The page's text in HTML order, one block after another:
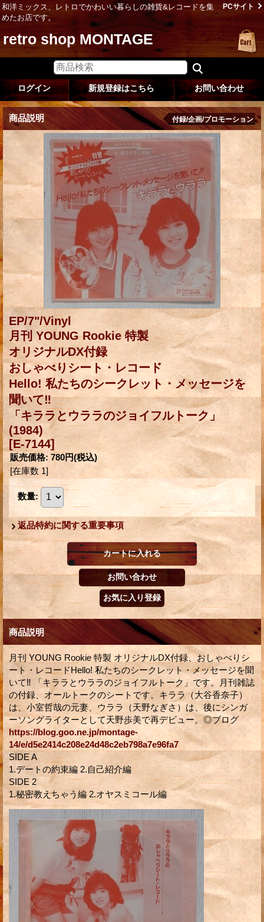
和洋ミックス、レトロでかわいい暮らしの雑貨&レコードを集
めたお店です。
PCサイト
retro shop MONTAGE
ログイン 新規登録はこちら お問い合わせ
商品説明 付録/企画/プロモーション
EP/7"/Vinyl
月刊 YOUNG Rookie 特製
オリジナルDX付録
おしゃべりシート・レコード
Hello! 私たちのシークレット・メッセージを
聞いて‼
「キララとウララのジョイフルトーク」
(1984)
[E-7144]
販売価格: 780円(税込)
[在庫数 1]
数量:
返品特約に関する重要事項
商品説明
月刊 YOUNG Rookie 特製 オリジナルDX付録、おしゃべりシ
ート・レコードHello! 私たちのシークレット・メッセージを聞
いて‼ 「キララとウララのジョイフルトーク」です。月刊雑誌
の付録、オールトークのシートです。キララ（大谷香奈子）
は、小室哲哉の元妻、ウララ（天野なぎさ）は、後にシンガ
ーソングライターとして天野歩美で再デビュー。◎ブログ
https://blog.goo.ne.jp/montage-
14/e/d5e2414c208e24d48c2eb798a7e96fa7
SIDE A
1.デートの約束編 2.自己紹介編
SIDE 2
1.秘密教えちゃう編 2.オヤスミコール編